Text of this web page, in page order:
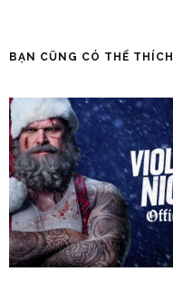
BẠN CŨNG CÓ THỂ THÍCH